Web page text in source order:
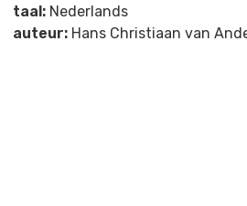
taal: Nederlands
auteur: Hans Christiaan van